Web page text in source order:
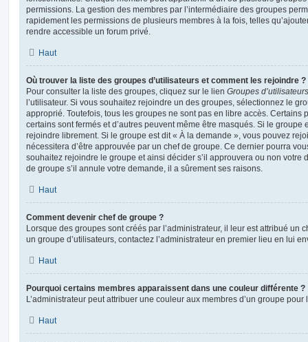
permissions. La gestion des membres par l’intermédiaire des groupes
rapidement les permissions de plusieurs membres à la fois, telles
rendre accessible un forum privé.
Haut
Où trouver la liste des groupes d’utilisateurs et comment les rejoindre ?
Pour consulter la liste des groupes, cliquez sur le lien Groupes d’utilisateurs
l’utilisateur. Si vous souhaitez rejoindre un des groupes, sélectionnez le
approprié. Toutefois, tous les groupes ne sont pas en libre accès. Certains
certains sont fermés et d’autres peuvent même être masqués. Si le groupe
rejoindre librement. Si le groupe est dit « À la demande », vous pouvez
nécessitera d’être approuvée par un chef de groupe. Ce dernier pourra
souhaitez rejoindre le groupe et ainsi décider s’il approuvera ou non votre
de groupe s’il annule votre demande, il a sûrement ses raisons.
Haut
Comment devenir chef de groupe ?
Lorsque des groupes sont créés par l’administrateur, il leur est attribué un
un groupe d’utilisateurs, contactez l’administrateur en premier lieu en lui
Haut
Pourquoi certains membres apparaissent dans une couleur différente ?
L’administrateur peut attribuer une couleur aux membres d’un groupe
Haut